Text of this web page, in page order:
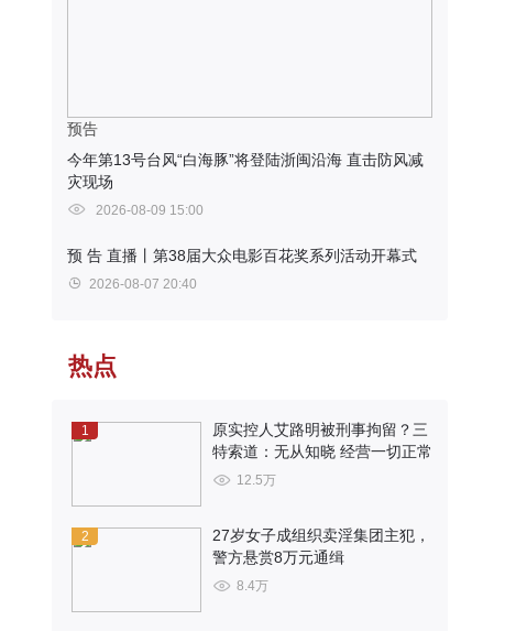
预告
今年第13号台风“白海豚”将登陆浙闽沿海 直击防风减
灾现场
2026-08-09 15:00
预 告 直播丨第38届大众电影百花奖系列活动开幕式
2026-08-07 20:40
热点
1
原实控人艾路明被刑事拘留？三
特索道：无从知晓 经营一切正常
12.5万
2
27岁女子成组织卖淫集团主犯，
警方悬赏8万元通缉
8.4万